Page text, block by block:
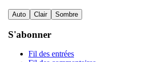
Auto Clair Sombre
S'abonner
Fil des entrées